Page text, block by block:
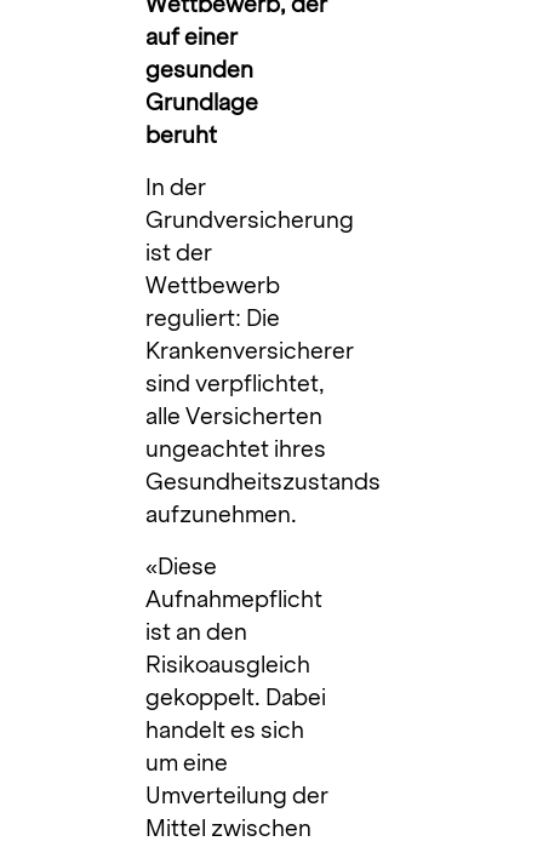
auf einer
gesunden
Grundlage
beruht
In der
Grundversicherung
ist der
Wettbewerb
reguliert: Die
Krankenversicherer
sind verpflichtet,
alle Versicherten
ungeachtet ihres
Gesundheitszustands
aufzunehmen.
«Diese
Aufnahmepflicht
ist an den
Risikoausgleich
gekoppelt. Dabei
handelt es sich
um eine
Umverteilung der
Mittel zwischen